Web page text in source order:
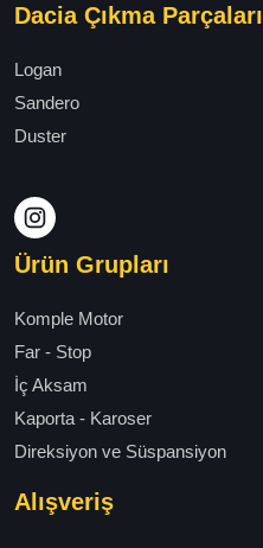
Dacia Çıkma Parçaları
Logan
Sandero
Duster
Ürün Grupları
Komple Motor
Far - Stop
İç Aksam
Kaporta - Karoser
Direksiyon ve Süspansiyon
Alışveriş